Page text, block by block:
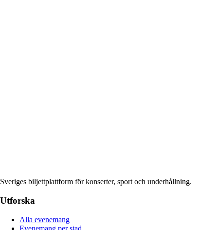
Sveriges biljettplattform för konserter, sport och underhållning.
Utforska
Alla evenemang
Evenemang per stad